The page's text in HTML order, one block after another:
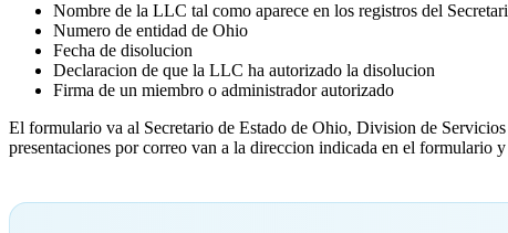
Nombre de la LLC tal como aparece en los registros del
Numero de entidad de Ohio
Fecha de disolucion
Declaracion de que la LLC ha autorizado la disolucion
Firma de un miembro o administrador autorizado
El formulario va al Secretario de Estado de Ohio, Division de
presentaciones por correo van a la direccion indicada en el formulario